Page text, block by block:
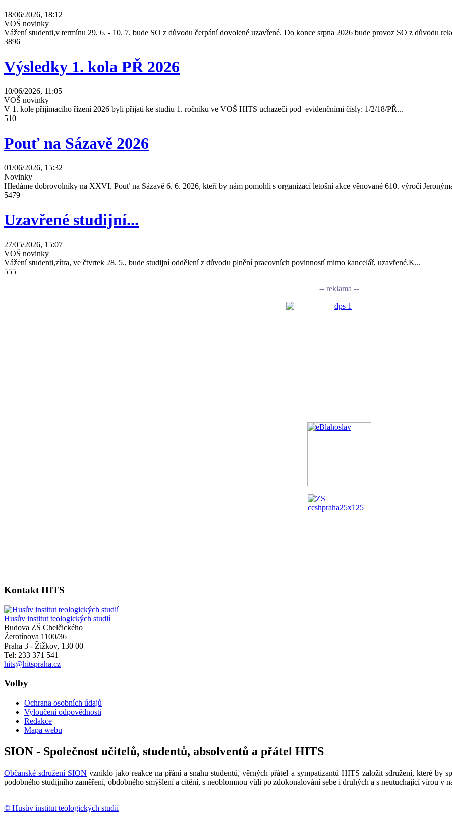
18/06/2026, 18:12
VOŠ novinky
Vážení studenti,v termínu 29. 6. - 10. 7. bude SO z důvodu čerpání dovolené uzavřené. Do konce srpna 2026 bude provoz SO z důvodu
3896
Výsledky 1. kola PŘ 2026
10/06/2026, 11:05
VOŠ novinky
V 1. kole přijímacího řízení 2026 byli přijati ke studiu 1. ročníku ve VOŠ HITS uchazeči pod evidenčními čísly: 1/2/18/PŘ...
510
Pouť na Sázavě 2026
01/06/2026, 15:32
Novinky
Hledáme dobrovolníky na XXVI. Pouť na Sázavě 6. 6. 2026, kteří by nám pomohli s organizací letošní akce věnované 610. výročí
5479
Uzavřené studijní...
27/05/2026, 15:07
VOŠ novinky
Vážení studenti,zítra, ve čtvrtek 28. 5., bude studijní oddělení z důvodu plnění pracovních povinností mimo kancelář, uzavřené.K...
555
-- reklama --
Kontakt HITS
Husův institut teologických studií
Budova ZŠ Chelčického
Žerotínova 1100/36
Praha 3 - Žižkov, 130 00
Tel: 233 371 541
hits@hitspraha.cz
Volby
Ochrana osobních údajů
Vyloučení odpovědnosti
Redakce
Mapa webu
SION - Společnost učitelů, studentů, absolventů a přátel HITS
Občanské sdružení SION vzniklo jako reakce na přání a snahu studentů, věrných přátel a sympatizantů HITS založit sdružení, které by
podobného studijního zaměření, obdobného smýšlení a cítění, s neoblomnou vůli po zdokonalování sebe i druhých a s neutuchající vírou v
© Husův institut teologických studií